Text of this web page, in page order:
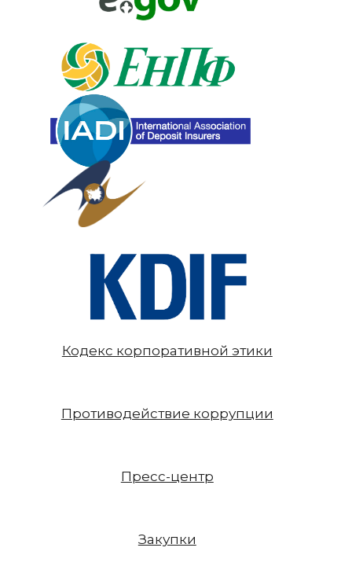
Кодекс корпоративной этики
Противодействие коррупции
Пресс-центр
Закупки